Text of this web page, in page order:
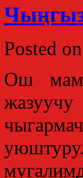
Posted on
Ош